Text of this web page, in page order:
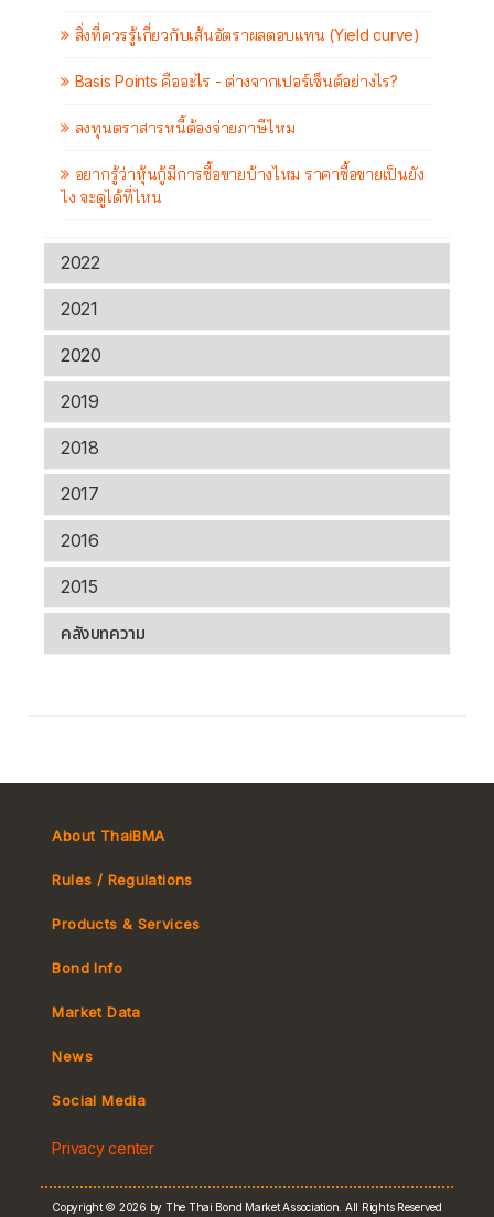
สิ่งที่ควรรู้เกี่ยวกับเส้นอัตราผลตอบแทน (Yield curve)
Basis Points คืออะไร - ต่างจากเปอร์เซ็นต์อย่างไร?
ลงทุนตราสารหนี้ต้องจ่ายภาษีไหม
อยากรู้ว่าหุ้นกู้มีการซื้อขายบ้างไหม ราคาซื้อขายเป็นยัง
ไง จะดูได้ที่ไหน
2022
2021
2020
2019
2018
2017
2016
2015
คลังบทความ
About ThaiBMA
Rules / Regulations
Tax
Products & Services
MeBond
e-bookbuilding
Bond Info
Market Data
Yield Curve
News
Social Media
Privacy center
Copyright © 2026 by The Thai Bond Market Association. All Rights Reserved